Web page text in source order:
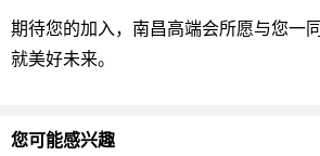
期待您的加入，南昌高端会所愿与您一
就美好未来。
您可能感兴趣